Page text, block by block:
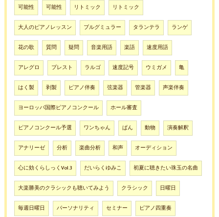
可能性 可能性 リトミック リトミック
大人のピアノレッスン ブルグミュラー タランテラ ランゲ
花の歌 質問 疑問 音楽用語 楽語 速度用語
アレグロ プレスト ラルゴ 速度記号 ウミガメ 亀
はく製 剥製 ピアノ伴奏 弦楽器 管楽器 声楽伴奏
ヨーロッパ国際ピアノコンクール ホール審査
ピアノコンクール予選 ワンちゃん ぱん 動物 演奏解釈
アナリーゼ 分析 楽曲分析 和声 オーディション
心に効くらしっくVol.3 だいらくゆみこ 初夏に聴きたい珠玉の名曲
大楽勝美のクラシックも聴いてみよう クラシック 日曜日
毎週日曜日 パーソナリティ セミナー ピアノ四重奏